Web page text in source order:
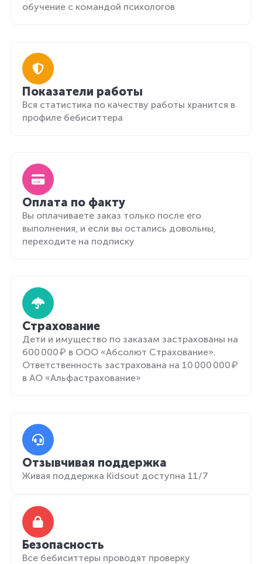
обучение с командой психологов
Показатели работы
Вся статистика по качеству работы хранится в
профиле бебиситтера
Оплата по факту
Вы оплачиваете заказ только после его
выполнения, и если вы остались довольны,
переходите на подписку
Страхование
Дети и имущество по заказам застрахованы на
600 000 ₽ в ООО «Абсолют Страхование».
Ответственность застрахована на 10 000 000 ₽
в АО «Альфастрахование»
Отзывчивая поддержка
Живая поддержка Kidsout доступна 11/7
Безопасность
Все бебиситтеры проводят проверку